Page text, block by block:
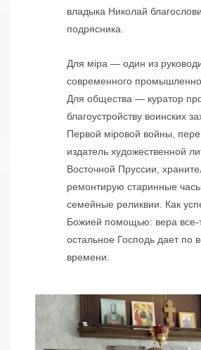
владыка Николай
подрясника.
Для мiра — один из
современного
Для общества — куратор
благоустройству воинских
Первой мiровой войны,
издатель художественной
Восточной Пруссии,
ремонтирую старинные
семейные реликвии. Как
Божией помощью: вера все-
остальное Господь дает по
времени.